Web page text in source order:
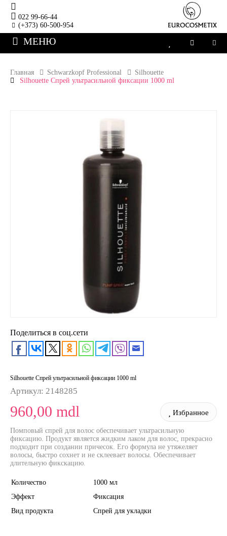
022 99-66-44
(+373) 60-500-954
МЕНЮ
Главная Schwarzkopf Professional
Silhouette
Silhouette Спрей ультрасильной фиксации 1000 ml
Поделиться в соц.сети
Silhouette Спрей ультрасильной фиксации 1000 ml
Артикул: 2148285
960,00 mdl Избранное
Помповый спрей для волос обеспечивает ультрасильную
фиксацию. Продукт является жидким лаком для волос, прекрасно
подходит при создании причесок. Его формула не утяжеляет
волосы, быстро сохнет и не склеевает волосы. Обеспечивает
длительную фикскацию.
Количество
1000 мл
Эффект
Фиксация
Вид продукта
Спрей для укладки